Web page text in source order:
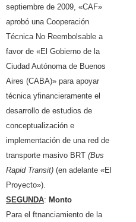
septiembre de 2009, «CAF»
aprobó una Cooperación
Técnica No Reembolsable a
favor de «El Gobierno de la
Ciudad Autónoma de Buenos
Aires (CABA)» para apoyar
técnica yfinancieramente el
desarrollo de estudios de
conceptualización e
implementación de una red de
transporte masivo BRT (Bus
Rapid Transit) (en adelante «El
Proyecto»).
SEGUNDA: Monto
Para el ftnanciamiento de la